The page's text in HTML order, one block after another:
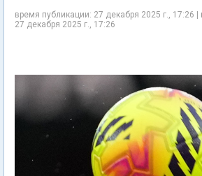
время публикации: 27 декабря 2025 г., 17:26
27 декабря 2025 г., 17:26